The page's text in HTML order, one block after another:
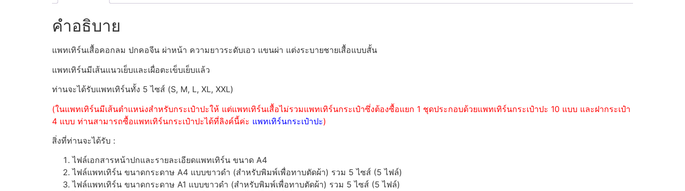
คำอธิบาย
แพทเทิร์นเสื้อคอกลม ปกคอจีน ผ่าหน้า ความยาวระดับเอว แขนผ่า แต่งระบายชายเสื้อแบบสั้น
แพทเทิร์นมีเส้นแนวเย็บและเผื่อตะเข็บเย็บแล้ว
ท่านจะได้รับแพทเทิร์นทั้ง 5 ไซส์ (S, M, L, XL, XXL)
(ในแพทเทิร์นมีเส้นตำแหน่งสำหรับกระเป๋าปะให้ แต่แพทเทิร์นเสื้อไม่รวมแพทเทิร์นกระเป๋าซึ่งต้องซื้อแยก 1 ชุดประกอบด้วยแพทเทิร์นกระเป๋าปะ 10 แบบ และฝากระเป๋า
4 แบบ ท่านสามารถซื้อแพทเทิร์นกระเป๋าปะได้ที่ลิงค์นี้ค่ะ แพทเทิร์นกระเป๋าปะ)
สิ่งที่ท่านจะได้รับ :
ไฟล์เอกสารหน้าปกและรายละเอียดแพทเทิร์น ขนาด A4
ไฟล์แพทเทิร์น ขนาดกระดาษ A4 แบบขาวดำ (สำหรับพิมพ์เพื่อทาบตัดผ้า) รวม 5 ไซส์ (5 ไฟล์)
ไฟล์แพทเทิร์น ขนาดกระดาษ A1 แบบขาวดำ (สำหรับพิมพ์เพื่อทาบตัดผ้า) รวม 5 ไซส์ (5 ไฟล์)